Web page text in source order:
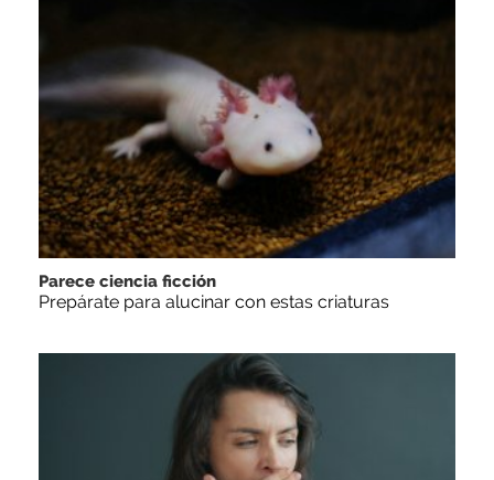
Parece ciencia ficción
Prepárate para alucinar con estas criaturas